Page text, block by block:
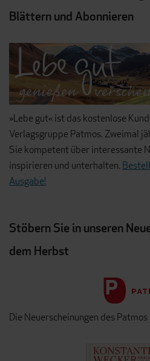
Blättern und Abonnieren
»Lebe gut« ist das kostenlose
Verlagsgruppe Patmos. Zweimal
Sie kompetent über interessante
inspirieren und unterhalten.
Ausgabe!
Stöbern Sie in unseren
dem Herbst
Die Neuerscheinungen des